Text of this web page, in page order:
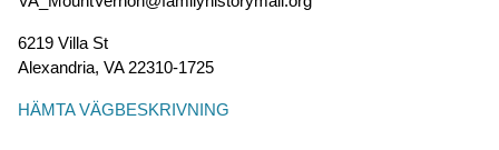
6219 Villa St
Alexandria, VA22310-1725
HÄMTA VÄGBESKRIVNING